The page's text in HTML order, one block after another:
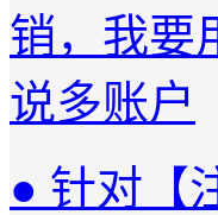
销，我要
说多账户
● 针对【